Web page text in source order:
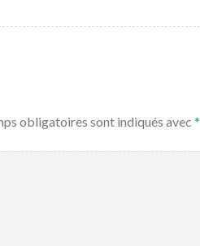
obligatoires sont indiqués avec*